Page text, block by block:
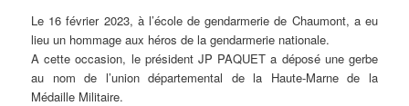
Le 16 février 2023, à l’école de gendarmerie de Chaumont, a eu
lieu un hommage aux héros de la gendarmerie nationale.
A cette occasion, le président JP PAQUET a déposé une gerbe
au nom de l’union départemental de la Haute-Marne de la
Médaille Militaire.